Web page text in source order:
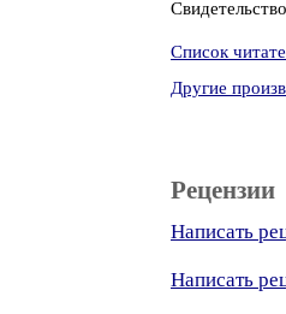
Список
Другие
Рецензии
Написать
Написать